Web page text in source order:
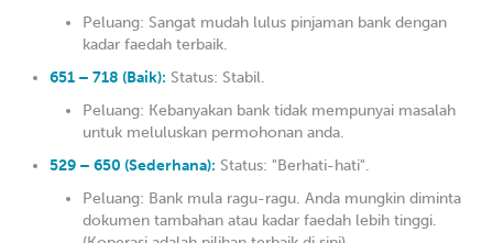
Peluang: Sangat mudah lulus pinjaman bank dengan
kadar faedah terbaik.
651 – 718 (Baik): Status: Stabil.
Peluang: Kebanyakan bank tidak mempunyai masalah
untuk meluluskan permohonan anda.
529 – 650 (Sederhana): Status: "Berhati-hati".
Peluang: Bank mula ragu-ragu. Anda mungkin diminta
dokumen tambahan atau kadar faedah lebih tinggi.